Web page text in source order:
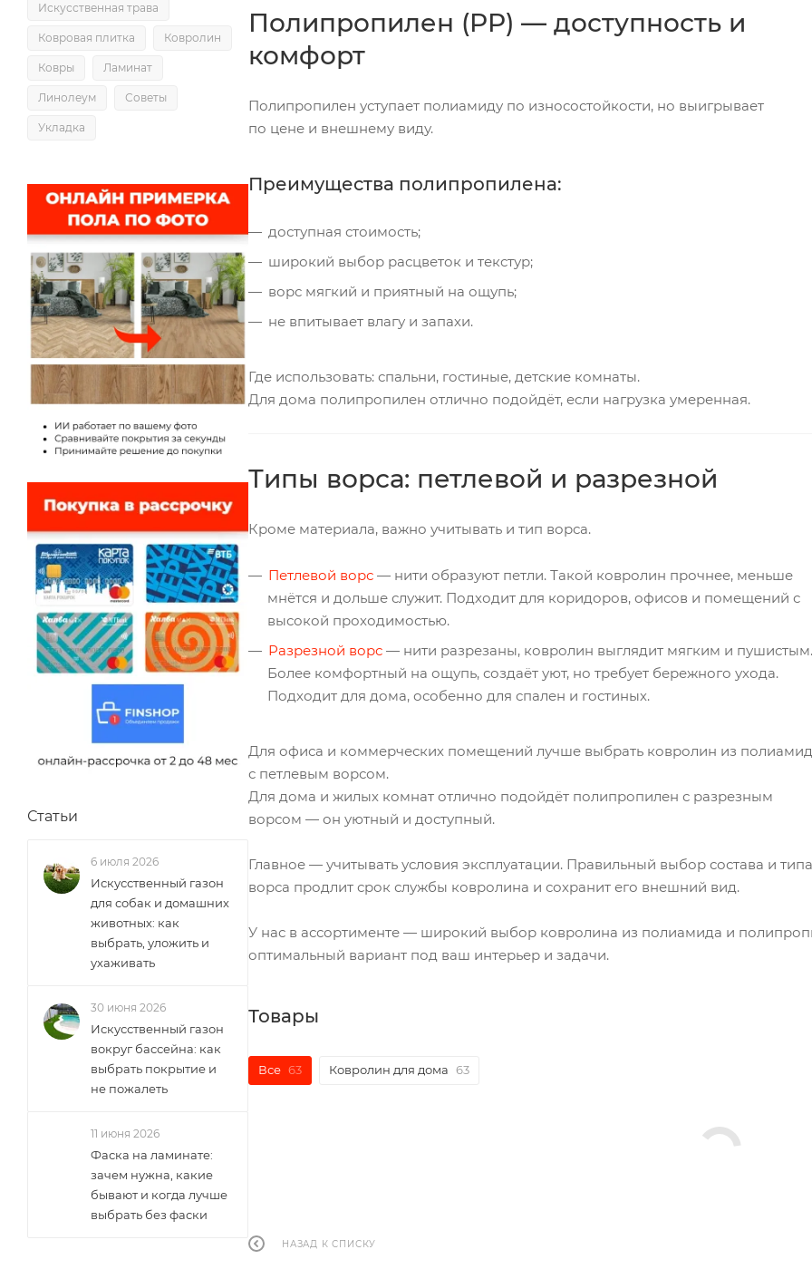
Полипропилен (PP) — доступность и
комфорт
Полипропилен уступает полиамиду по износостойкости, но выигрывает
по цене и внешнему виду.
Преимущества полипропилена:
доступная стоимость;
широкий выбор расцветок и текстур;
ворс мягкий и приятный на ощупь;
не впитывает влагу и запахи.
Где использовать: спальни, гостиные, детские комнаты.
Для дома полипропилен отлично подойдёт, если нагрузка умеренная.
Типы ворса: петлевой и разрезной
Кроме материала, важно учитывать и тип ворса.
Петлевой ворс — нити образуют петли. Такой ковролин прочнее, меньше
мнётся и дольше служит. Подходит для коридоров, офисов и помещений с
высокой проходимостью.
Разрезной ворс — нити разрезаны, ковролин выглядит мягким и пушистым.
Более комфортный на ощупь, создаёт уют, но требует бережного ухода.
Подходит для дома, особенно для спален и гостиных.
Для офиса и коммерческих помещений лучше выбрать ковролин из
с петлевым ворсом.
Для дома и жилых комнат отлично подойдёт полипропилен с разрезным
ворсом — он уютный и доступный.
Главное — учитывать условия эксплуатации. Правильный выбор состава и типа
ворса продлит срок службы ковролина и сохранит его внешний вид.
У нас в ассортименте — широкий выбор ковролина из полиамида и
оптимальный вариант под ваш интерьер и задачи.
Товары
Все 63 Ковролин для дома 63
НАЗАД К СПИСКУ
Искусственная трава
Ковровая плитка Ковролин
Ковры Ламинат
Линолеум Советы
Укладка
Статьи
6 июля 2026
Искусственный газон
для собак и домашних
животных: как
выбрать, уложить и
ухаживать
30 июня 2026
Искусственный газон
вокруг бассейна: как
выбрать покрытие и
не пожалеть
11 июня 2026
Фаска на ламинате:
зачем нужна, какие
бывают и когда лучше
выбрать без фаски